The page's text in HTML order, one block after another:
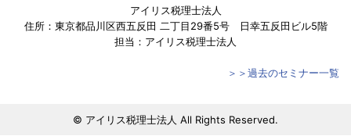
アイリス税理士法人
住所：東京都品川区西五反田 二丁目29番5号 日幸五反田ビル5階
担当：アイリス税理士法人
＞＞過去のセミナー一覧
© アイリス税理士法人 All Rights Reserved.